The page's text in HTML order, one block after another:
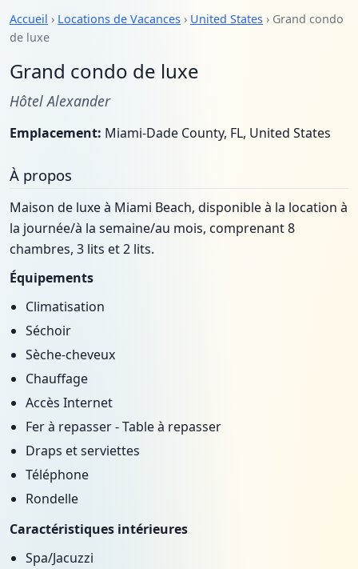
Accueil › Locations de Vacances › United States › Grand condo
de luxe
Grand condo de luxe
Hôtel Alexander
Emplacement: Miami-Dade County, FL, United States
À propos
Maison de luxe à Miami Beach, disponible à la location à
la journée/à la semaine/au mois, comprenant 8
chambres, 3 lits et 2 lits.
Équipements
Climatisation
Séchoir
Sèche-cheveux
Chauffage
Accès Internet
Fer à repasser - Table à repasser
Draps et serviettes
Téléphone
Rondelle
Caractéristiques intérieures
Spa/Jacuzzi